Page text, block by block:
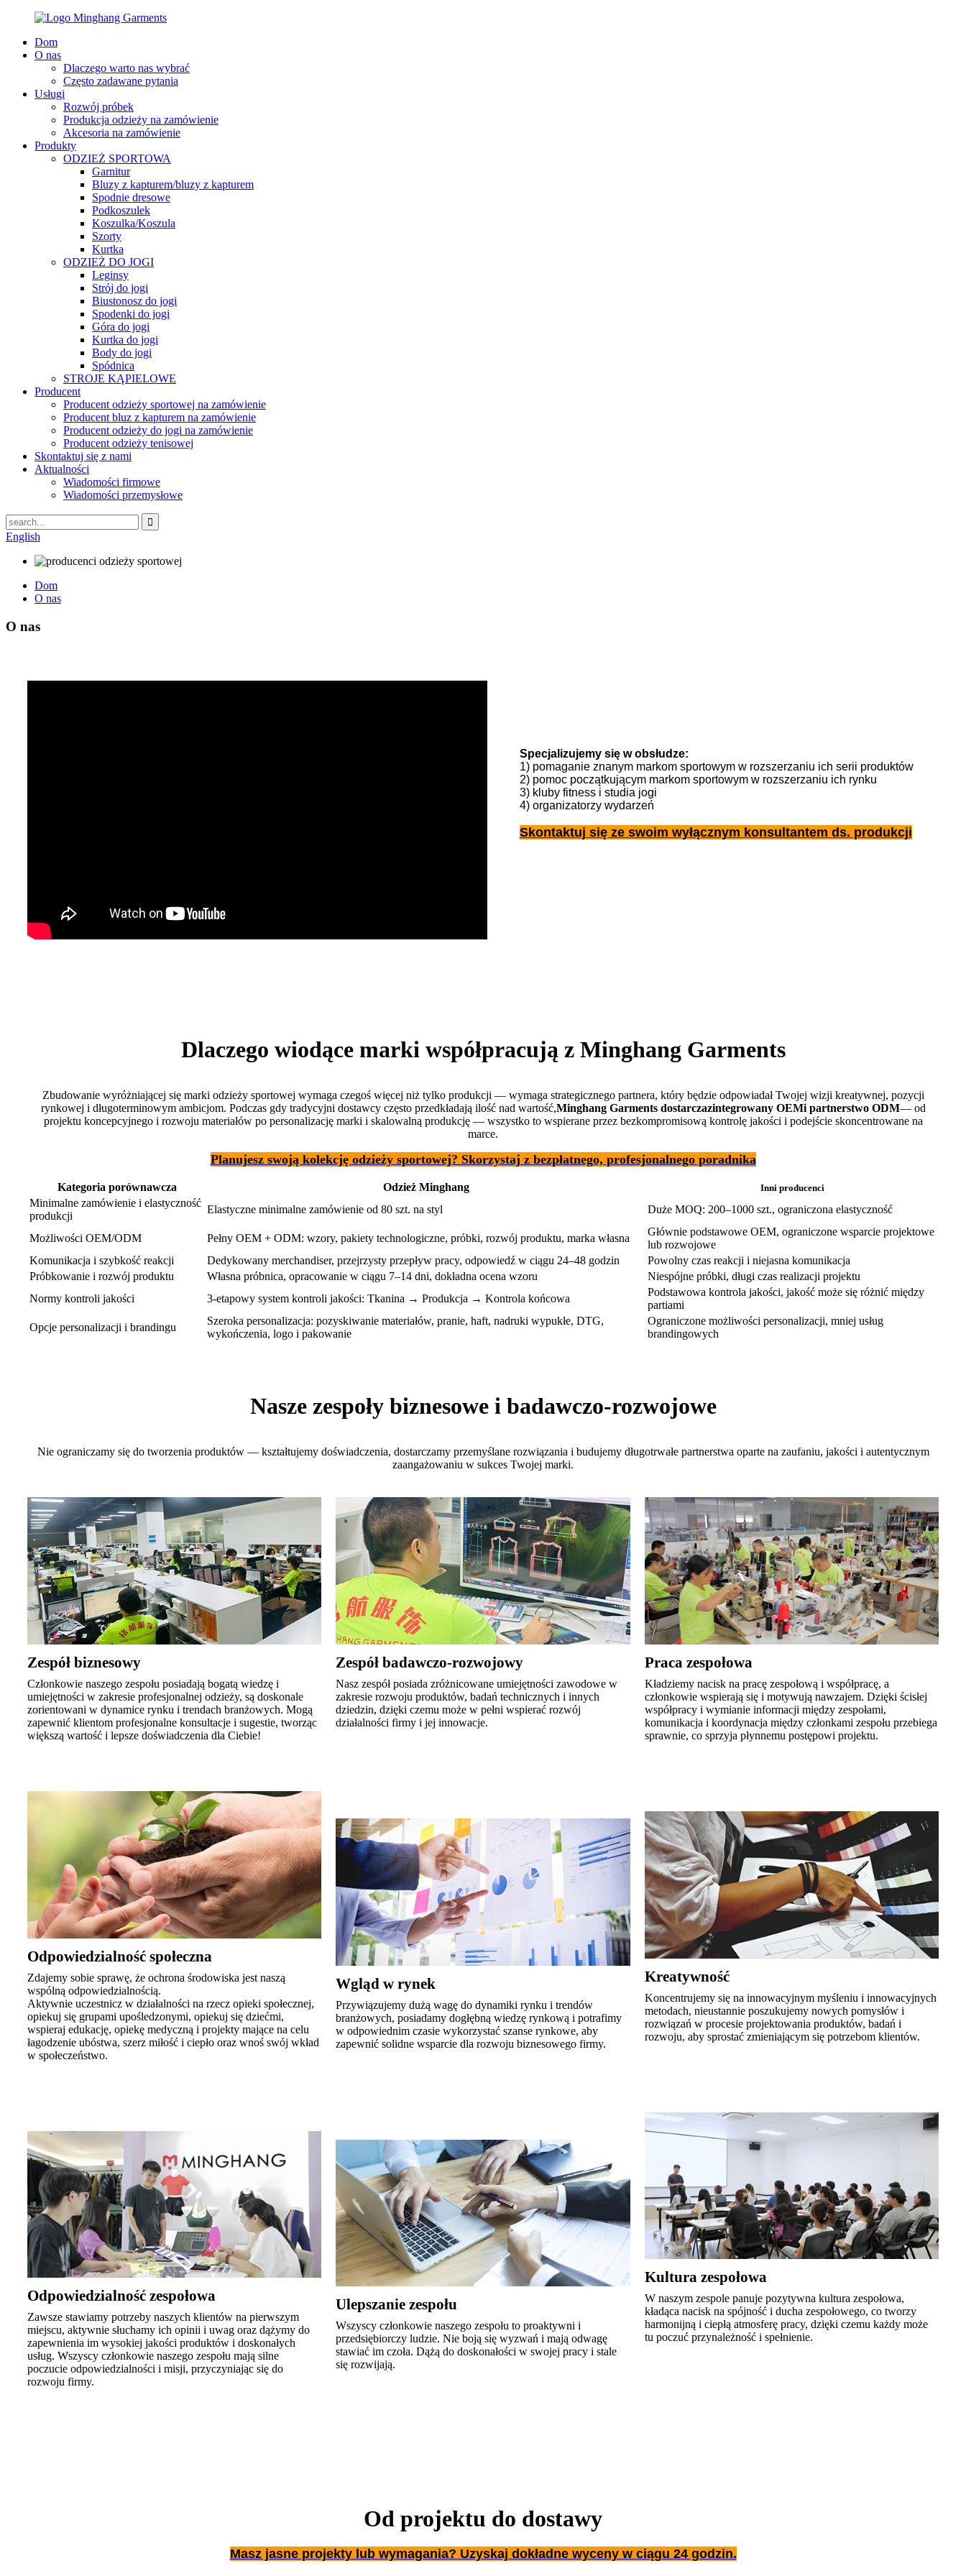
Dom
O nas
Dlaczego warto nas wybrać
Często zadawane pytania
Usługi
Rozwój próbek
Produkcja odzieży na zamówienie
Akcesoria na zamówienie
Produkty
ODZIEŻ SPORTOWA
Garnitur
Bluzy z kapturem/bluzy z kapturem
Spodnie dresowe
Podkoszulek
Koszulka/Koszula
Szorty
Kurtka
ODZIEŻ DO JOGI
Leginsy
Strój do jogi
Biustonosz do jogi
Spodenki do jogi
Góra do jogi
Kurtka do jogi
Body do jogi
Spódnica
STROJE KĄPIELOWE
Producent
Producent odzieży sportowej na zamówienie
Producent bluz z kapturem na zamówienie
Producent odzieży do jogi na zamówienie
Producent odzieży tenisowej
Skontaktuj się z nami
Aktualności
Wiadomości firmowe
Wiadomości przemysłowe
English
Dom
O nas
O nas
Specjalizujemy się w obsłudze:
1) pomaganie znanym markom sportowym w rozszerzaniu ich serii produktów
2) pomoc początkującym markom sportowym w rozszerzaniu ich rynku
3) kluby fitness i studia jogi
4) organizatorzy wydarzeń
Skontaktuj się ze swoim wyłącznym konsultantem ds. produkcji
Dlaczego wiodące marki współpracują z Minghang Garments
Zbudowanie wyróżniającej się marki odzieży sportowej wymaga czegoś więcej niż tylko produkcji — wymaga strategicznego partnera, który będzie odpowiadał Twojej wizji kreatywnej, pozycji
rynkowej i długoterminowym ambicjom. Podczas gdy tradycyjni dostawcy często przedkładają ilość nad wartość,Minghang Garments dostarczazintegrowany OEMi partnerstwo ODM— od
projektu koncepcyjnego i rozwoju materiałów po personalizację marki i skalowalną produkcję — wszystko to wspierane przez bezkompromisową kontrolę jakości i podejście skoncentrowane na
marce.
Planujesz swoją kolekcję odzieży sportowej? Skorzystaj z bezpłatnego, profesjonalnego poradnika
Kategoria porównawcza Odzież Minghang Inni producenci
Minimalne zamówienie i elastyczność
produkcji
Elastyczne minimalne zamówienie od 80 szt. na styl Duże MOQ: 200–1000 szt., ograniczona elastyczność
Możliwości OEM/ODM Pełny OEM + ODM: wzory, pakiety technologiczne, próbki, rozwój produktu, marka własna
Głównie podstawowe OEM, ograniczone wsparcie projektowe
lub rozwojowe
Komunikacja i szybkość reakcji
Dedykowany merchandiser, przejrzysty przepływ pracy, odpowiedź w ciągu 24–48 godzin
Powolny czas reakcji i niejasna komunikacja
Próbkowanie i rozwój produktu
Własna próbnica, opracowanie w ciągu 7–14 dni, dokładna ocena wzoru
Niespójne próbki, długi czas realizacji projektu
Normy kontroli jakości
3-etapowy system kontroli jakości: Tkanina → Produkcja → Kontrola końcowa
Podstawowa kontrola jakości, jakość może się różnić między
partiami
Opcje personalizacji i brandingu
Szeroka personalizacja: pozyskiwanie materiałów, pranie, haft, nadruki wypukłe, DTG,
wykończenia, logo i pakowanie
Ograniczone możliwości personalizacji, mniej usług
brandingowych
Nasze zespoły biznesowe i badawczo-rozwojowe
Nie ograniczamy się do tworzenia produktów — kształtujemy doświadczenia, dostarczamy przemyślane rozwiązania i budujemy długotrwałe partnerstwa oparte na zaufaniu, jakości i autentycznym
zaangażowaniu w sukces Twojej marki.
Zespół biznesowy
Członkowie naszego zespołu posiadają bogatą wiedzę i
umiejętności w zakresie profesjonalnej odzieży, są doskonale
zorientowani w dynamice rynku i trendach branżowych. Mogą
zapewnić klientom profesjonalne konsultacje i sugestie, tworząc
większą wartość i lepsze doświadczenia dla Ciebie!
Odpowiedzialność społeczna
Zdajemy sobie sprawę, że ochrona środowiska jest naszą
wspólną odpowiedzialnością.
Aktywnie uczestnicz w działalności na rzecz opieki społecznej,
opiekuj się grupami upośledzonymi, opiekuj się dziećmi,
wspieraj edukację, opiekę medyczną i projekty mające na celu
łagodzenie ubóstwa, szerz miłość i ciepło oraz wnoś swój wkład
w społeczeństwo.
Odpowiedzialność zespołowa
Zawsze stawiamy potrzeby naszych klientów na pierwszym
miejscu, aktywnie słuchamy ich opinii i uwag oraz dążymy do
zapewnienia im wysokiej jakości produktów i doskonałych
usług. Wszyscy członkowie naszego zespołu mają silne
poczucie odpowiedzialności i misji, przyczyniając się do
rozwoju firmy.
Zespół badawczo-rozwojowy
Nasz zespół posiada zróżnicowane umiejętności zawodowe w
zakresie rozwoju produktów, badań technicznych i innych
dziedzin, dzięki czemu może w pełni wspierać rozwój
działalności firmy i jej innowacje.
Wgląd w rynek
Przywiązujemy dużą wagę do dynamiki rynku i trendów
branżowych, posiadamy dogłębną wiedzę rynkową i potrafimy
w odpowiednim czasie wykorzystać szanse rynkowe, aby
zapewnić solidne wsparcie dla rozwoju biznesowego firmy.
Ulepszanie zespołu
Wszyscy członkowie naszego zespołu to proaktywni i
przedsiębiorczy ludzie. Nie boją się wyzwań i mają odwagę
stawiać im czoła. Dążą do doskonałości w swojej pracy i stale
się rozwijają.
Praca zespołowa
Kładziemy nacisk na pracę zespołową i współpracę, a
członkowie wspierają się i motywują nawzajem. Dzięki ścisłej
współpracy i wymianie informacji między zespołami,
komunikacja i koordynacja między członkami zespołu przebiega
sprawnie, co sprzyja płynnemu postępowi projektu.
Kreatywność
Koncentrujemy się na innowacyjnym myśleniu i innowacyjnych
metodach, nieustannie poszukujemy nowych pomysłów i
rozwiązań w procesie projektowania produktów, badań i
rozwoju, aby sprostać zmieniającym się potrzebom klientów.
Kultura zespołowa
W naszym zespole panuje pozytywna kultura zespołowa,
kładąca nacisk na spójność i ducha zespołowego, co tworzy
harmonijną i ciepłą atmosferę pracy, dzięki czemu każdy może
tu poczuć przynależność i spełnienie.
Od projektu do dostawy
Masz jasne projekty lub wymagania? Uzyskaj dokładne wyceny w ciągu 24 godzin.